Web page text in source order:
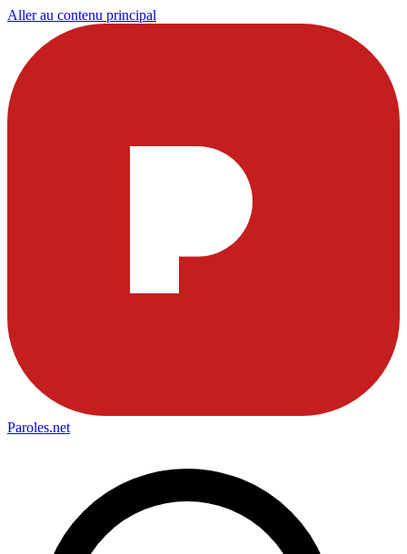
Aller au contenu principal
Paroles.net